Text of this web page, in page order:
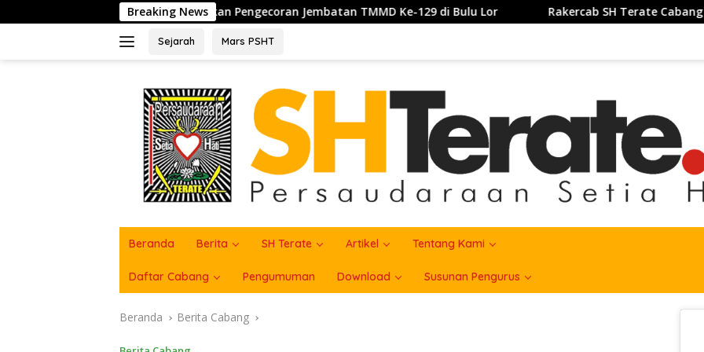
ke
Breaking News
Royong, Sukseskan Pengecoran Jembatan TMMD Ke-129 di Bulu Lor Rakercab SH Terate Cabang Kabupatrn
Sejarah Mars PSHT
Beranda Berita SH Terate Artikel Tentang Kami
Daftar Cabang Pengumuman Download Susunan Pengurus
Beranda Berita Cabang